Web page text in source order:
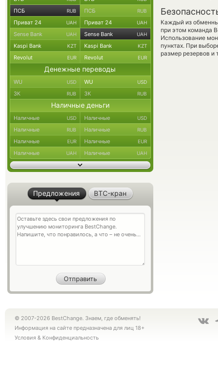
Каждый из
при этом команда
Использование
пунктах. При
размер резервов и
ПСБ RUB ПСБ RUB
Приват 24 UAH Приват 24 UAH
Sense Bank UAH Sense Bank UAH
Kaspi Bank KZT Kaspi Bank KZT
Revolut EUR Revolut EUR
Денежные переводы
WU USD WU USD
ЗК RUB ЗК RUB
Наличные деньги
Наличные USD Наличные USD
Наличные RUB Наличные RUB
Наличные EUR Наличные EUR
Наличные UAH Наличные UAH
Предложения BTC-кран
© 2007-2026 BestChange. Знаем, где обменять!
Информация на сайте предназначена для лиц 18+
Условия & Конфиденциальность